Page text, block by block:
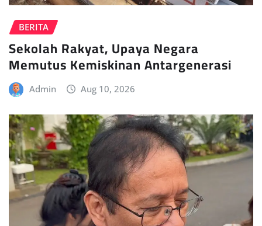
BERITA
Sekolah Rakyat, Upaya Negara
Memutus Kemiskinan Antargenerasi
Admin Aug 10, 2026